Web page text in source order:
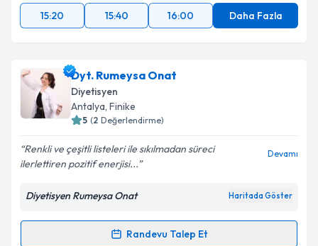
15:20
15:40 16:00 Daha Fazla
Dyt. Rumeysa Onat
Diyetisyen
Antalya, Finike
5 (2 Değerlendirme)
Renkli ve çeşitli listeleri ile sıkılmadan süreci
ilerlettiren pozitif enerjisi...
Devamı
Diyetisyen Rumeysa Onat Haritada Göster
Randevu Talep Et
Randevu Takvimi Talebi